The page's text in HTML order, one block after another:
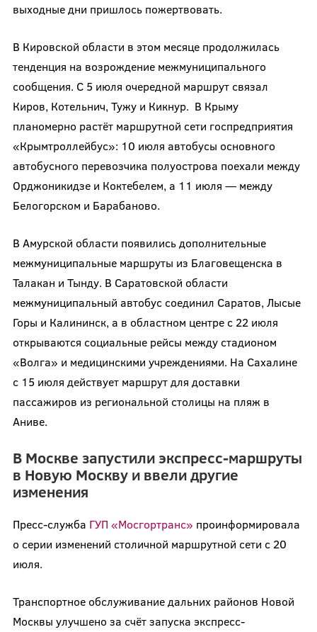
выходные дни пришлось пожертвовать.
В Кировской области в этом месяце продолжилась
тенденция на возрождение межмуниципального
сообщения. С 5 июля очередной маршрут связал
Киров, Котельнич, Тужу и Кикнур. В Крыму
планомерно растёт маршрутной сети госпредприятия
«Крымтроллейбус»: 10 июля автобусы основного
автобусного перевозчика полуострова поехали между
Орджоникидзе и Коктебелем, а 11 июля — между
Белогорском и Барабаново.
В Амурской области появились дополнительные
межмуниципальные маршруты из Благовещенска в
Талакан и Тынду. В Саратовской области
межмуниципальный автобус соединил Саратов, Лысые
Горы и Калининск, а в областном центре с 22 июля
открываются социальные рейсы между стадионом
«Волга» и медицинскими учреждениями. На Сахалине
с 15 июля действует маршрут для доставки
пассажиров из региональной столицы на пляж в
Аниве.
В Москве запустили экспресс-маршруты
в Новую Москву и ввели другие
изменения
Пресс-служба ГУП «Мосгортранс» проинформировала
о серии изменений столичной маршрутной сети c 20
июля.
Транспортное обслуживание дальних районов Новой
Москвы улучшено за счёт запуска экспресс-